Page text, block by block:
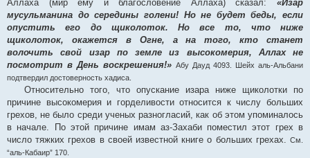
Аллаха (мир ему и благословение Аллаха) сказал: «Изар
мусульманина до середины голени! Но не будет беды, если
опустить его до щиколоток. Но все то, что ниже
щиколоток, окажется в Огне, а на того, кто станет
волочить свой изар по земле из высокомерия, Аллах не
посмотрит в День воскрешения!» Абу Дауд 4093. Шейх аль-Альбани
подтвердил достоверность хадиса.
Относительно того, что опускание изара ниже щиколотки по
причине высокомерия и горделивости относится к числу больших
грехов, не было среди ученых разногласий, как об этом упоминалось
в начале. По этой причине имам аз-Захаби поместил этот грех в
число тяжких грехов в своей известной книге о больших грехах. См.
“аль-Кабаир” 170.